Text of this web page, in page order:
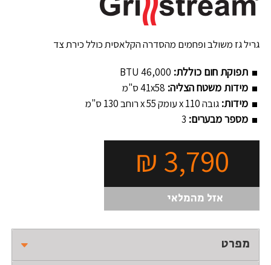
גריל גז משולב ופחמים מהסדרה הקלאסית כולל כירת צד
תפוקת חום כוללת: BTU 46,000
מידות משטח הצליה: 41x58 ס"מ
מידות: גובה 110 x עומק 55 x רוחב 130 ס"מ
מספר מבערים: 3
3,790
₪
אזל מהמלאי
מפרט